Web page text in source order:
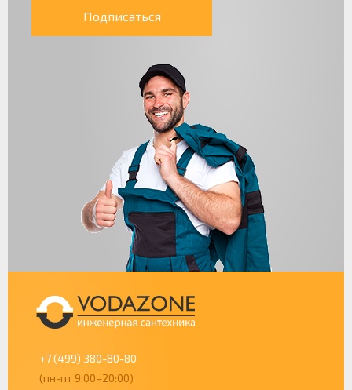
Подписаться
+7 (499) 380-80-80
(пн-пт 9:00–20:00)